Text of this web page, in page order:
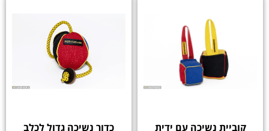
קוביית נשיכה עם ידית כדור נשיכה גדול לכלב